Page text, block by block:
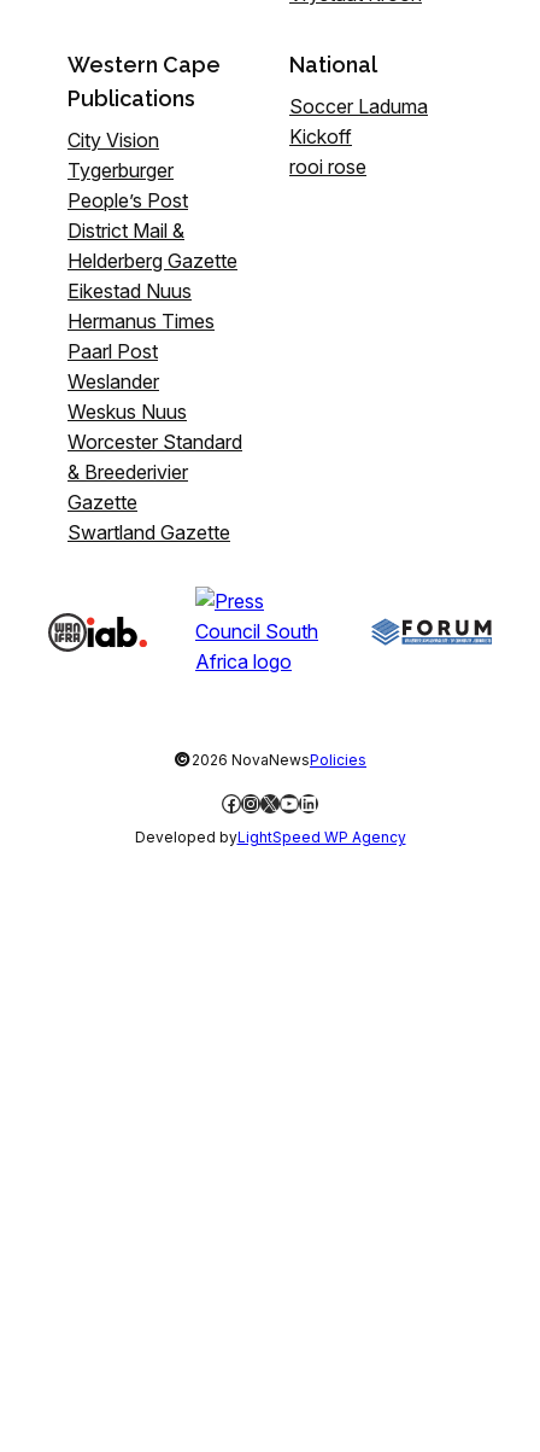
Western Cape
Publications
City Vision
Tygerburger
People’s Post
District Mail &
Helderberg Gazette
Eikestad Nuus
Hermanus Times
Paarl Post
Weslander
Weskus Nuus
Worcester Standard
& Breederivier
Gazette
Swartland Gazette
National
Soccer Laduma
Kickoff
rooi rose
©2026 NovaNewsPolicies
Facebook
Instagram
X YouTube
LinkedIn
Developed byLightSpeed WP Agency